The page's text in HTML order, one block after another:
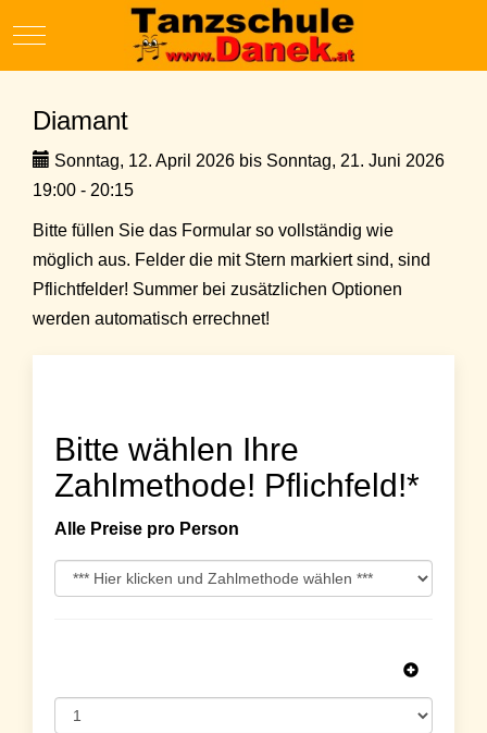
Mobile Menu Toggle
Diamant
Sonntag, 12. April 2026 bis Sonntag, 21. Juni 2026
19:00 - 20:15
Bitte füllen Sie das Formular so vollständig wie
möglich aus. Felder die mit Stern markiert sind, sind
Pflichtfelder! Summer bei zusätzlichen Optionen
werden automatisch errechnet!
Bitte wählen Ihre
Zahlmethode! Pflichfeld!*
Alle Preise pro Person